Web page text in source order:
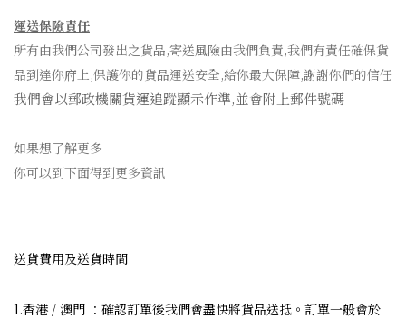
運送保險責任
所有由我們公司發出之貨品,寄送風險由我們負責,我們有責任確保貨
品到達你府上,保護你的貨品運送安全,給你最大保障,謝謝你們的信任
我們會以郵政機關貨運追蹤顯示作準,並會附上郵件號碼
如果想了解更多
你可以到下面得到更多資訊
送貨費用及送貨時間
1.香港 / 澳門 ：確認訂單後我們會盡快將貨品送抵。訂單一般會於